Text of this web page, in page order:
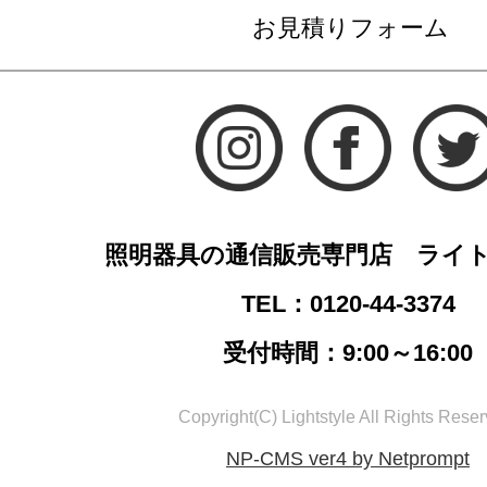
お見積りフォーム
照明器具の通信販売専門店 ライ
TEL：0120-44-3374
受付時間：9:00～16:00
Copyright(C) Lightstyle All Rights
NP-CMS ver4 by Netprompt